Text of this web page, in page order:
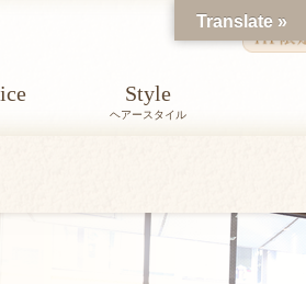
Style
ヘアースタイル
Translate »